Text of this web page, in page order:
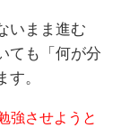
いまま進む
ても「何が分
。
強させようと